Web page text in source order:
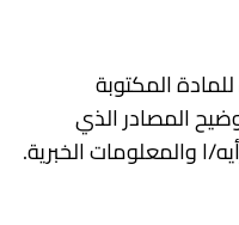
المكتوبة
المصادر الذي
ا والمعلومات الخبرية.